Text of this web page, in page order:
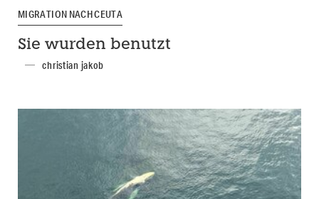
MIGRATION NACH CEUTA
Sie wurden benutzt
christian jakob